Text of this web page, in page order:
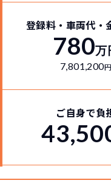
登録料・車両代・
780万
7,801,200円
ご自身で負
ご契約い
安さの秘密
間だから安
定額料金で